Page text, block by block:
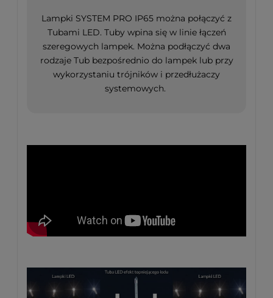
Lampki SYSTEM PRO IP65 można połączyć z
Tubami LED. Tuby wpina się w linie łączeń
szeregowych lampek. Można podłączyć dwa
rodzaje Tub bezpośrednio do lampek lub przy
wykorzystaniu trójników i przedłużaczy
systemowych.